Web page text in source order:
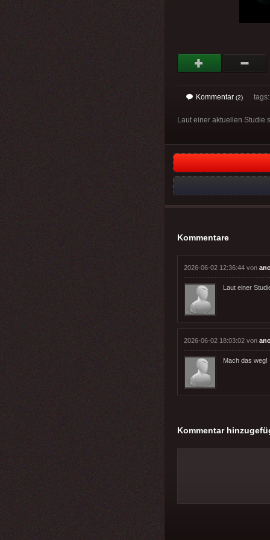
Kommentar (2)
Laut einer aktuellen Studie
Kommentare
2026-06-02 12:36:44 von
Laut einer
2026-06-02 18:03:02 von
Mach das weg!
Kommentar